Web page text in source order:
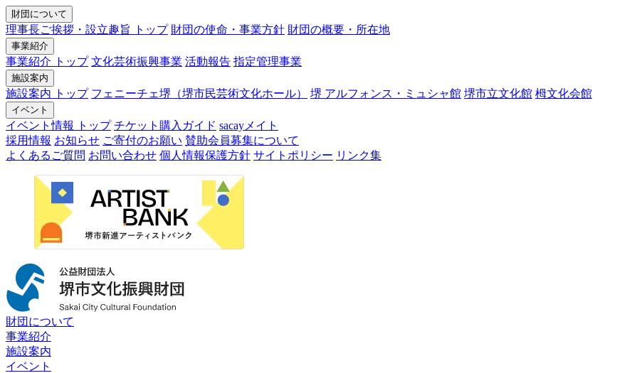
財団について
理事長ご挨拶・設立趣旨 トップ 財団の使命・事業方針 財団の概要・所在地
事業紹介
事業紹介 トップ 文化芸術振興事業 活動報告 指定管理事業
施設案内
施設案内 トップ フェニーチェ堺（堺市民芸術文化ホール） 堺 アルフォンス・ミュシャ館 堺市立文化館 栂文化会館
イベント
イベント情報 トップ チケット購入ガイド sacayメイト
採用情報 お知らせ ご寄付のお願い 賛助会員募集について
よくあるご質問 お問い合わせ 個人情報保護方針 サイトポリシー リンク集
財団について
事業紹介
施設案内
イベント